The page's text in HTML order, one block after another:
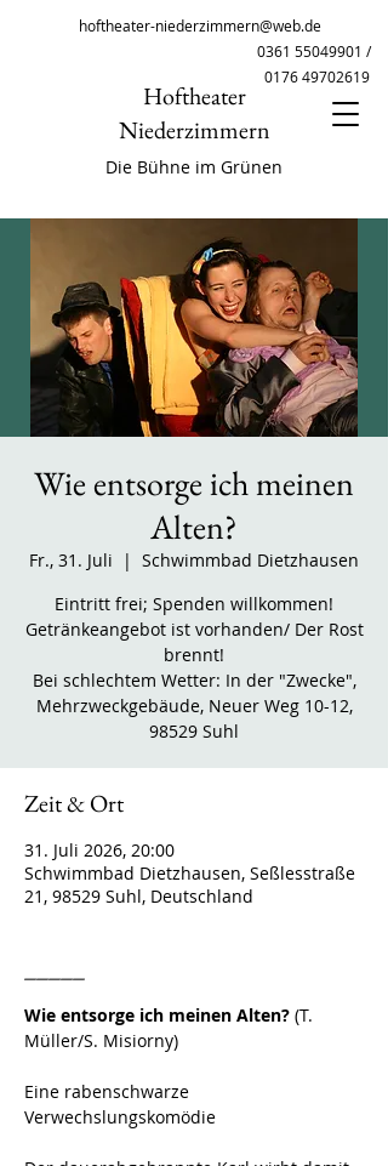
hoftheater-niederzimmern@web.de
Hoftheater
Niederzimmern
0361 55049901 /
0176 49702619
Die Bühne im Grünen
Wie entsorge ich meinen
Alten?
Fr., 31. Juli
  |
Schwimmbad Dietzhausen
Eintritt frei; Spenden willkommen!
Getränkeangebot ist vorhanden/ Der Rost
brennt!
Bei schlechtem Wetter: In der "Zwecke",
Mehrzweckgebäude, Neuer Weg 10-12,
98529 Suhl
Zeit & Ort
31. Juli 2026, 20:00
Schwimmbad Dietzhausen, Seßlesstraße
21, 98529 Suhl, Deutschland
Wie entsorge ich meinen Alten? (T.
Müller/S. Misiorny)
Eine rabenschwarze
Verwechslungskomödie